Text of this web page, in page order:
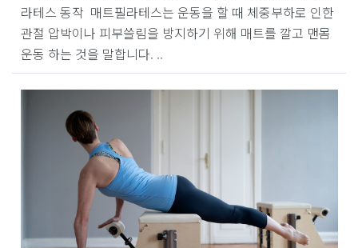
라테스 동작 ​ 매트필라테스는 운동을 할 때 체중부하로 인한
관절 압박이나 피부쓸림을 방지하기 위해 매트를 깔고 맨몸
운동 하는 것을 말합니다. ..